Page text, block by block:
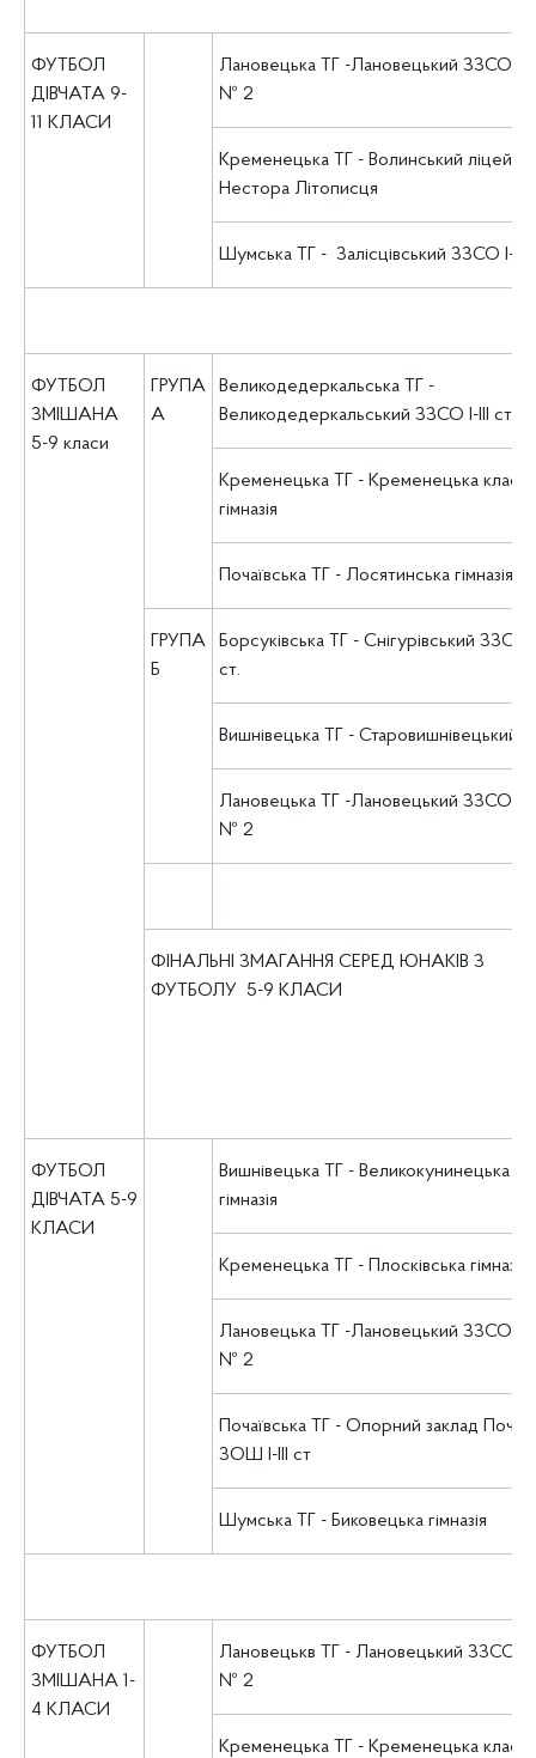
ФУТБОЛ
ДІВЧАТА 9-
11 КЛАСИ
Лановецька ТГ -Лановецький ЗЗСО І-
№ 2
Кременецька ТГ - Волинський ліцей ім.
Нестора Літописця
Шумська ТГ - Залісцівський ЗЗСО І-ІІІ
ФУТБОЛ
ЗМІШАНА
5-9 класи
ГРУПА
А
Великодедеркальська ТГ -
Великодедеркальський ЗЗСО І-ІІІ ст.
Кременецька ТГ - Кременецька
гімназія
Почаївська ТГ - Лосятинська гімназія
ГРУПА
Б
Борсуківська ТГ - Снігурівський ЗЗСО І-
ст.
Вишнівецька ТГ - Старовишнівецький
Лановецька ТГ -Лановецький ЗЗСО І-
№ 2
ФІНАЛЬНІ ЗМАГАННЯ СЕРЕД ЮНАКІВ З
ФУТБОЛУ 5-9 КЛАСИ
ФУТБОЛ
ДІВЧАТА 5-9
КЛАСИ
Вишнівецька ТГ - Великокунинецька
гімназія
Кременецька ТГ - Плосківська гімназія
Лановецька ТГ -Лановецький ЗЗСО І-
№ 2
Почаївська ТГ - Опорний заклад
ЗОШ І-ІІІ ст
Шумська ТГ - Биковецька гімназія
ФУТБОЛ
ЗМІШАНА 1-
4 КЛАСИ
Лановецькв ТГ - Лановецький ЗЗСО І-
№ 2
Кременецька ТГ - Кременецька